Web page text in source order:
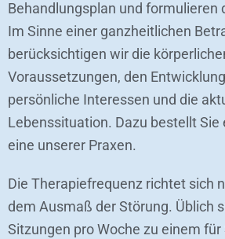
Behandlungsplan und formulieren
Im Sinne einer ganzheitlichen
berücksichtigen wir die
Voraussetzungen, den
persönliche Interessen und die
Lebenssituation. Dazu bestellt Sie
eine unserer Praxen.
Die Therapiefrequenz richtet sich
dem Ausmaß der Störung. Üblich
Sitzungen pro Woche zu einem